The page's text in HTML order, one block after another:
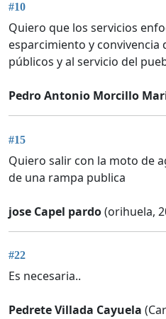
#10
Quiero que los servicios
esparcimiento y convivencia
públicos y al servicio del
Pedro Antonio Morcillo
#15
Quiero salir con la moto de
de una rampa publica
jose Capel pardo(orihuela,
#22
Es necesaria..
Pedrete Villada Cayuela